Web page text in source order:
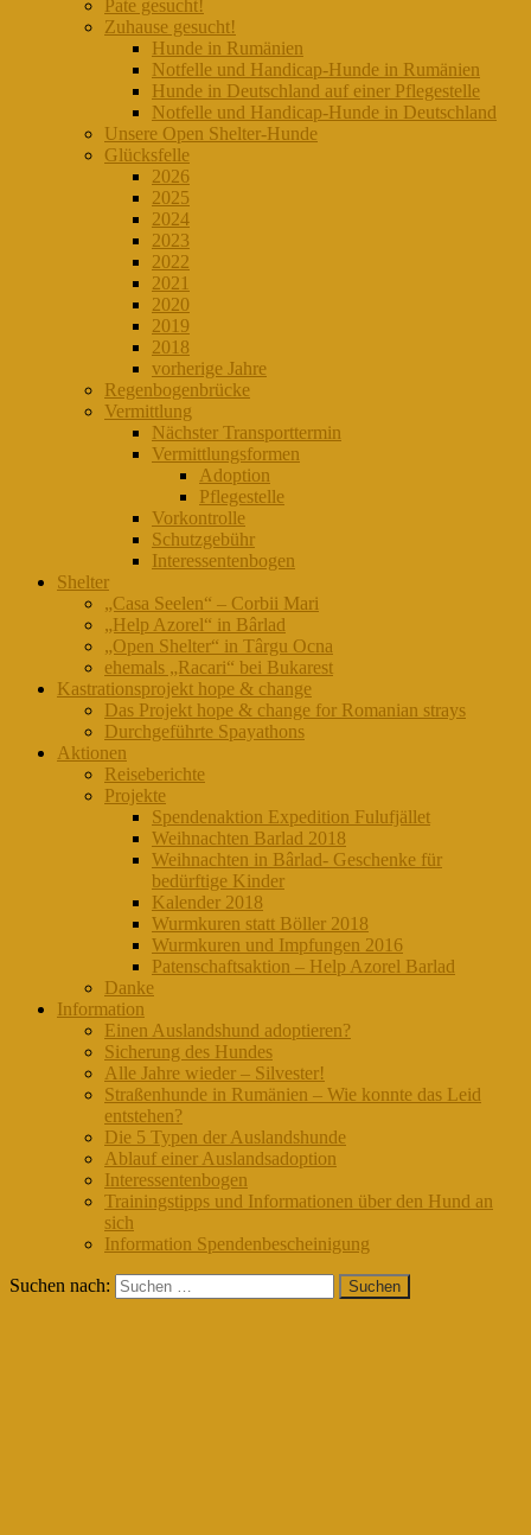
Pate gesucht!
Zuhause gesucht!
Hunde in Rumänien
Notfelle und Handicap-Hunde in Rumänien
Hunde in Deutschland auf einer Pflegestelle
Notfelle und Handicap-Hunde in Deutschland
Unsere Open Shelter-Hunde
Glücksfelle
2026
2025
2024
2023
2022
2021
2020
2019
2018
vorherige Jahre
Regenbogenbrücke
Vermittlung
Nächster Transporttermin
Vermittlungsformen
Adoption
Pflegestelle
Vorkontrolle
Schutzgebühr
Interessentenbogen
Shelter
„Casa Seelen“ – Corbii Mari
„Help Azorel“ in Bârlad
„Open Shelter“ in Târgu Ocna
ehemals „Racari“ bei Bukarest
Kastrationsprojekt hope & change
Das Projekt hope & change for Romanian strays
Durchgeführte Spayathons
Aktionen
Reiseberichte
Projekte
Spendenaktion Expedition Fulufjället
Weihnachten Barlad 2018
Weihnachten in Bârlad- Geschenke für
bedürftige Kinder
Kalender 2018
Wurmkuren statt Böller 2018
Wurmkuren und Impfungen 2016
Patenschaftsaktion – Help Azorel Barlad
Danke
Information
Einen Auslandshund adoptieren?
Sicherung des Hundes
Alle Jahre wieder – Silvester!
Straßenhunde in Rumänien – Wie konnte das Leid
entstehen?
Die 5 Typen der Auslandshunde
Ablauf einer Auslandsadoption
Interessentenbogen
Trainingstipps und Informationen über den Hund an
sich
Information Spendenbescheinigung
Suchen nach: